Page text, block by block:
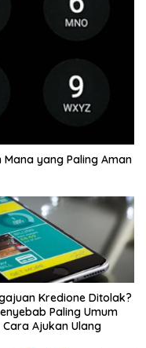
Mana yang Paling Aman
Kredione Ditolak?
Paling Umum
Ajukan Ulang